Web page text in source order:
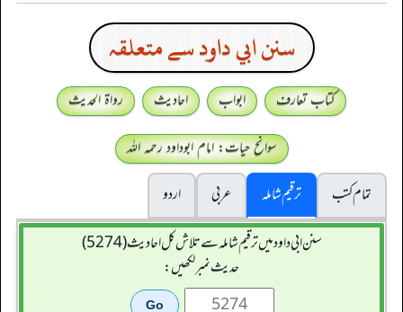
سنن ابي داود سے متعلقہ
کتاب تعارف ابواب احادیث
رواۃ الحدیث
سوانح حیات: امام ابوداود رحمہ اللہ
تمام کتب
ترقیم شاملہ عربی
اردو
سنن ابي داود میں ترقیم شاملہ سے تلاش کل احادیث (5274)
حدیث نمبر لکھیں: